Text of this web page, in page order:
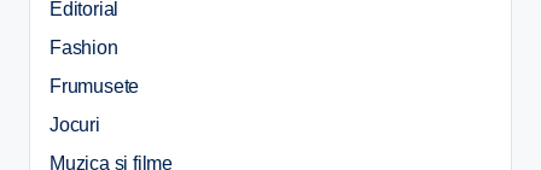
Editorial
Fashion
Frumusete
Jocuri
Muzica si filme